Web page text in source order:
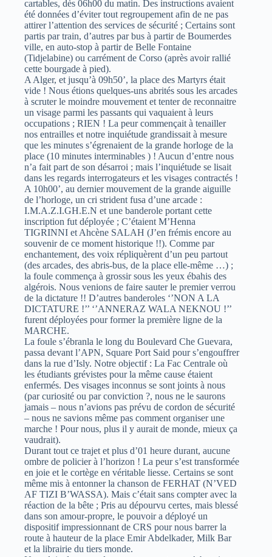
cartables, dès 06h00 du matin. Des instructions avaient
été données d’éviter tout regroupement afin de ne pas
attirer l’attention des services de sécurité ; Certains sont
partis par train, d’autres par bus à partir de Boumerdes
ville, en auto-stop à partir de Belle Fontaine
(Tidjelabine) ou carrément de Corso (après avoir rallié
cette bourgade à pied).
A Alger, et jusqu’à 09h50’, la place des Martyrs était
vide ! Nous étions quelques-uns abrités sous les arcades
à scruter le moindre mouvement et tenter de reconnaitre
un visage parmi les passants qui vaquaient à leurs
occupations ; RIEN ! La peur commençait à tenailler
nos entrailles et notre inquiétude grandissait à mesure
que les minutes s’égrenaient de la grande horloge de la
place (10 minutes interminables ) ! Aucun d’entre nous
n’a fait part de son désarroi ; mais l’inquiétude se lisait
dans les regards interrogateurs et les visages contractés !
A 10h00’, au dernier mouvement de la grande aiguille
de l’horloge, un cri strident fusa d’une arcade :
I.M.A.Z.I.GH.E.N et une banderole portant cette
inscription fut déployée ; C’étaient M’Henna
TIGRINNI et Ahcène SALAH (J’en frémis encore au
souvenir de ce moment historique !!). Comme par
enchantement, des voix répliquèrent d’un peu partout
(des arcades, des abris-bus, de la place elle-même …) ;
la foule commença à grossir sous les yeux ébahis des
algérois. Nous venions de faire sauter le premier verrou
de la dictature !! D’autres banderoles ‘’NON A LA
DICTATURE !’’ ‘’ANNERAZ WALA NEKNOU !’’
furent déployées pour former la première ligne de la
MARCHE.
La foule s’ébranla le long du Boulevard Che Guevara,
passa devant l’APN, Square Port Said pour s’engouffrer
dans la rue d’Isly. Notre objectif : La Fac Centrale où
les étudiants grévistes pour la même cause étaient
enfermés. Des visages inconnus se sont joints à nous
(par curiosité ou par conviction ?, nous ne le saurons
jamais – nous n’avions pas prévu de cordon de sécurité
– nous ne savions même pas comment organiser une
marche ! Pour nous, plus il y aurait de monde, mieux ça
vaudrait).
Durant tout ce trajet et plus d’01 heure durant, aucune
ombre de policier à l’horizon ! La peur s’est transformée
en joie et le cortège en véritable liesse. Certains se sont
même mis à entonner la chanson de FERHAT (N’VED
AF TIZI B’WASSA). Mais c’était sans compter avec la
réaction de la bête ; Pris au dépourvu certes, mais blessé
dans son amour-propre, le pouvoir a déployé un
dispositif impressionnant de CRS pour nous barrer la
route à hauteur de la place Emir Abdelkader, Milk Bar
et la librairie du tiers monde.